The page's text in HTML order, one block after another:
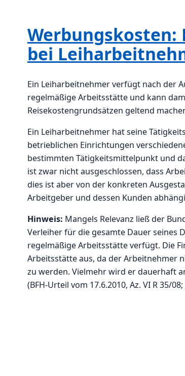
bei
Ein Leiharbeitnehmer verfügt nach der
regelmäßige Arbeitsstätte und kann
Reisekostengrundsätzen geltend
Ein Leiharbeitnehmer hat seine
betrieblichen Einrichtungen
bestimmten Tätigkeitsmittelpunkt und
ist zwar nicht ausgeschlossen, dass
dies ist aber von der konkreten
Arbeitgeber und dessen Kunden
Hinweis: Mangels Relevanz ließ der
Verleiher für die gesamte Dauer seines
regelmäßige Arbeitsstätte verfügt. Die
Arbeitsstätte aus, da der Arbeitnehmer
zu werden. Vielmehr wird er dauerhaft
(BFH-Urteil vom 17.6.2010, Az. VI R 35/08;